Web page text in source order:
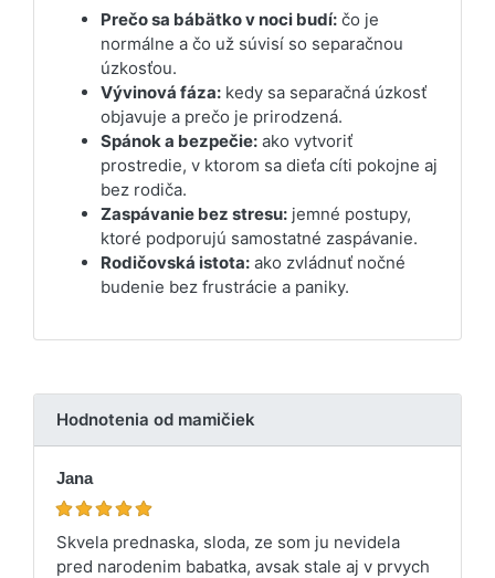
Prečo sa bábätko v noci budí: čo je
normálne a čo už súvisí so separačnou
úzkosťou.
Vývinová fáza: kedy sa separačná úzkosť
objavuje a prečo je prirodzená.
Spánok a bezpečie: ako vytvoriť
prostredie, v ktorom sa dieťa cíti pokojne aj
bez rodiča.
Zaspávanie bez stresu: jemné postupy,
ktoré podporujú samostatné zaspávanie.
Rodičovská istota: ako zvládnuť nočné
budenie bez frustrácie a paniky.
Hodnotenia od mamičiek
Jana
Skvela prednaska, sloda, ze som ju nevidela
pred narodenim babatka, avsak stale aj v prvych